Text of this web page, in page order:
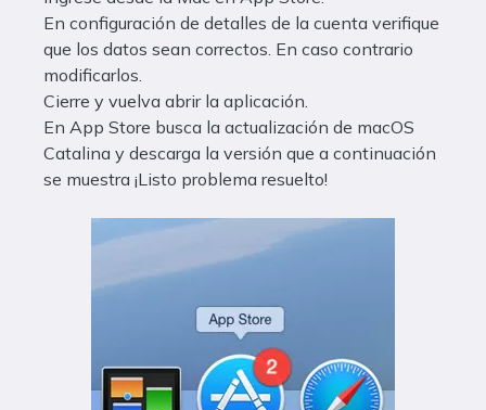
En configuración de detalles de la cuenta verifique
que los datos sean correctos. En caso contrario
modificarlos.
Cierre y vuelva abrir la aplicación.
En App Store busca la actualización de macOS
Catalina y descarga la versión que a continuación
se muestra ¡Listo problema resuelto!